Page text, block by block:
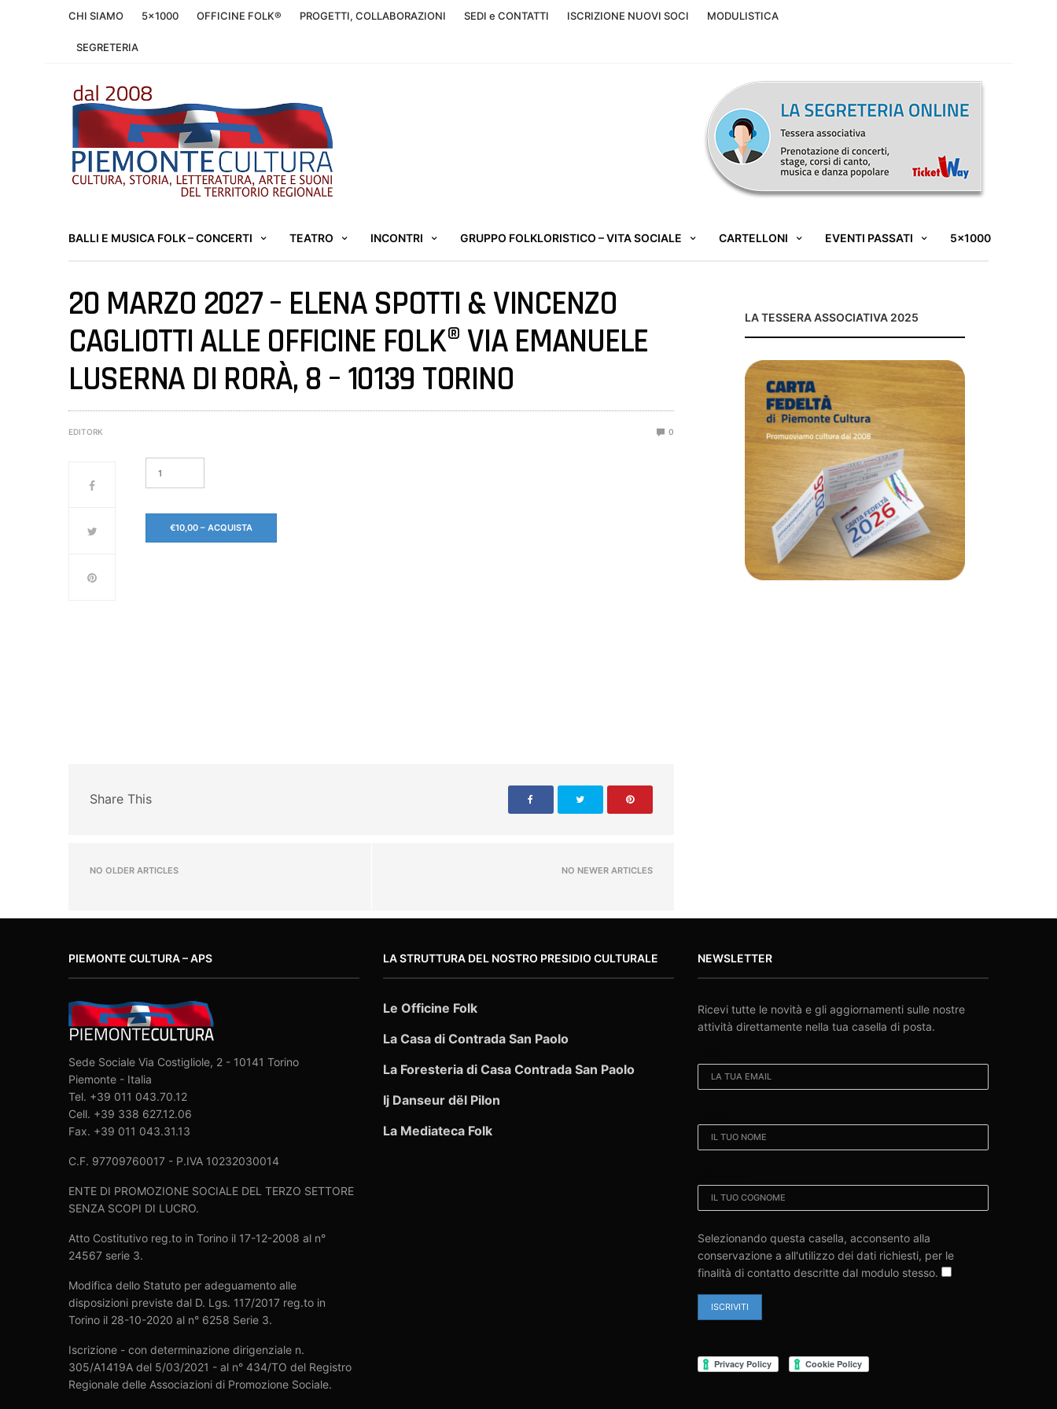
CHI SIAMO 5×1000 OFFICINE FOLK® PROGETTI, COLLABORAZIONI SEDI e CONTATTI ISCRIZIONE NUOVI SOCI MODULISTICA
SEGRETERIA
BALLI E MUSICA FOLK – CONCERTI TEATRO INCONTRI GRUPPO FOLKLORISTICO – VITA SOCIALE CARTELLONI EVENTI PASSATI 5×1000
20 MARZO 2027 – ELENA SPOTTI & VINCENZO
CAGLIOTTI ALLE OFFICINE FOLK® VIA EMANUELE
LUSERNA DI RORÀ, 8 – 10139 TORINO
EDITORK 0
€10,00 – ACQUISTA
Share This
NO OLDER ARTICLES NO NEWER ARTICLES
LA TESSERA ASSOCIATIVA 2025
PIEMONTE CULTURA – APS
Sede Sociale Via Costigliole, 2 - 10141 Torino
Piemonte - Italia
Tel. +39 011 043.70.12
Cell. +39 338 627.12.06
Fax. +39 011 043.31.13
C.F. 97709760017 - P.IVA 10232030014
ENTE DI PROMOZIONE SOCIALE DEL TERZO SETTORE
SENZA SCOPI DI LUCRO.
Atto Costitutivo reg.to in Torino il 17-12-2008 al n°
24567 serie 3.
Modifica dello Statuto per adeguamento alle
disposizioni previste dal D. Lgs. 117/2017 reg.to in
Torino il 28-10-2020 al n° 6258 Serie 3.
Iscrizione - con determinazione dirigenziale n.
305/A1419A del 5/03/2021 - al n° 434/TO del Registro
Regionale delle Associazioni di Promozione Sociale.
LA STRUTTURA DEL NOSTRO PRESIDIO CULTURALE
Le Officine Folk
La Casa di Contrada San Paolo
La Foresteria di Casa Contrada San Paolo
Ij Danseur dël Pilon
La Mediateca Folk
NEWSLETTER
Ricevi tutte le novità e gli aggiornamenti sulle nostre
attività direttamente nella tua casella di posta.
Selezionando questa casella, acconsento alla
conservazione a all'utilizzo dei dati richiesti, per le
finalità di contatto descritte dal modulo stesso.